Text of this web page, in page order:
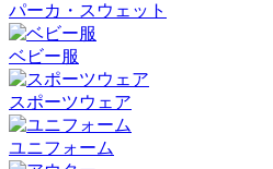
パーカ・スウェット
ベビー服
スポーツウェア
ユニフォーム